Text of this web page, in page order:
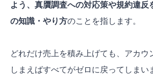
よう、真贋調査への対応策や規約違反
の知識・やり方のことを指します。
どれだけ売上を積み上げても、アカウ
しまえばすべてがゼロに戻ってしまい